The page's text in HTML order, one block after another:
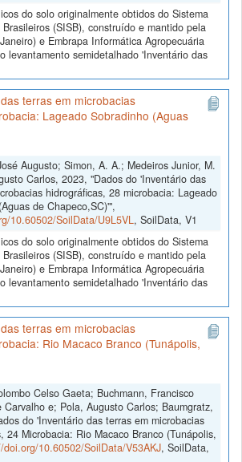
do solo originalmente obtidos do Sistema
(SISB), construído e mantido pela
e Embrapa Informática Agropecuária
levantamento semidetalhado 'Inventário das
terras em microbacias
Lageado Sobradinho (Aguas
Augusto; Simon, A. A.; Medeiros Junior, M.
Carlos, 2023, "Dados do 'Inventário das
hidrográficas, 28 microbacia: Lageado
de Chapeco,SC)'",
10.60502/SoilData/U9L5VL, SoilData, V1
do solo originalmente obtidos do Sistema
(SISB), construído e mantido pela
e Embrapa Informática Agropecuária
levantamento semidetalhado 'Inventário das
terras em microbacias
Rio Macaco Branco (Tunápolis,
Celso Gaeta; Buchmann, Francisco
Carvalho e; Pola, Augusto Carlos; Baumgratz,
do 'Inventário das terras em microbacias
24 Microbacia: Rio Macaco Branco (Tunápolis,
10.60502/SoilData/V53AKJ, SoilData,